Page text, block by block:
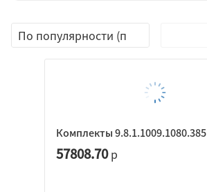
Комплекты 9.8.1.1009.1080.385
57808.70р